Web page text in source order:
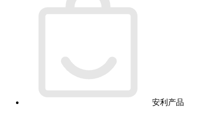
安利产品